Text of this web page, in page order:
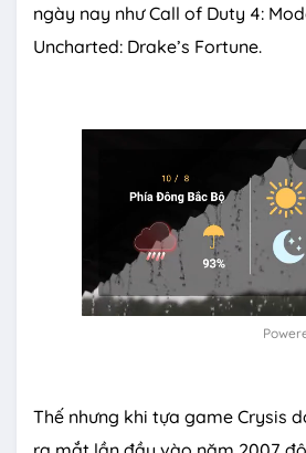
ngày nay như Call of Duty 4:
Uncharted: Drake’s Fortune.
Thế nhưng khi tựa game Crysis